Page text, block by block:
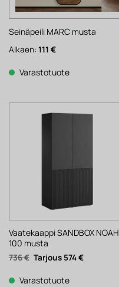
Seinäpeili MARC musta
Alkaen: 111 €
Varastotuote
Vaatekaappi SANDBOX NOAH
100 musta
736€ Alkuperäinen
hinta
736 €.
574€Nykyinen
Varastotuote